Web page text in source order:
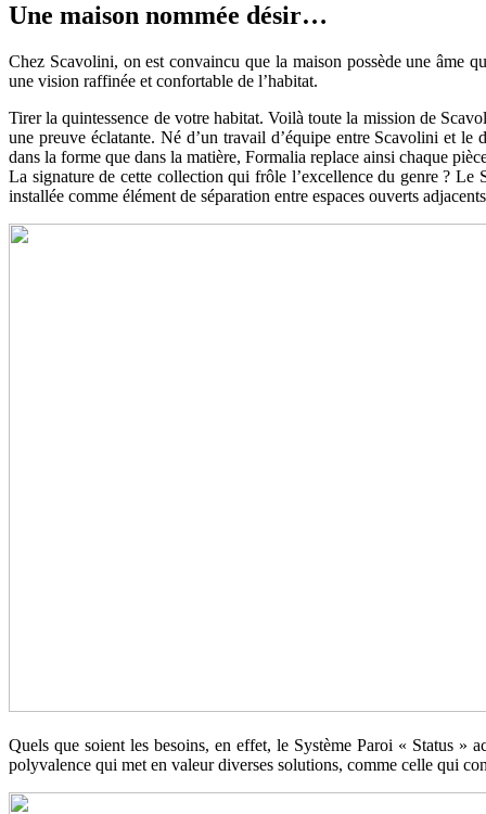
Une maison nommée désir…
Chez Scavolini, on est convaincu que la maison possède une âme
une vision raffinée et confortable de l’habitat.
Tirer la quintessence de votre habitat. Voilà toute la mission de
une preuve éclatante. Né d’un travail d’équipe entre Scavolini et
dans la forme que dans la matière, Formalia replace ainsi chaque
La signature de cette collection qui frôle l’excellence du genre ?
installée comme élément de séparation entre espaces ouverts
Quels que soient les besoins, en effet, le Système Paroi « Status »
polyvalence qui met en valeur diverses solutions, comme celle qui